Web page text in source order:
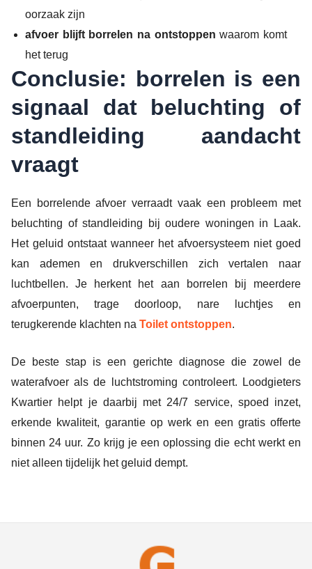
oorzaak zijn
afvoer blijft borrelen na ontstoppen waarom komt
het terug
Conclusie: borrelen is een
signaal dat beluchting of
standleiding aandacht
vraagt
Een borrelende afvoer verraadt vaak een probleem met
beluchting of standleiding bij oudere woningen in Laak.
Het geluid ontstaat wanneer het afvoersysteem niet goed
kan ademen en drukverschillen zich vertalen naar
luchtbellen. Je herkent het aan borrelen bij meerdere
afvoerpunten, trage doorloop, nare luchtjes en
terugkerende klachten na Toilet ontstoppen.
De beste stap is een gerichte diagnose die zowel de
waterafvoer als de luchtstroming controleert. Loodgieters
Kwartier helpt je daarbij met 24/7 service, spoed inzet,
erkende kwaliteit, garantie op werk en een gratis offerte
binnen 24 uur. Zo krijg je een oplossing die echt werkt en
niet alleen tijdelijk het geluid dempt.